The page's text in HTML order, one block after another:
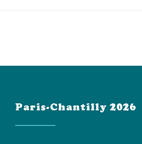
Paris-Chantilly 2026